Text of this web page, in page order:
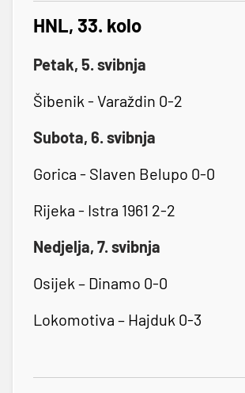
HNL, 33. kolo
Petak, 5. svibnja
Šibenik - Varaždin 0-2
Subota, 6. svibnja
Gorica - Slaven Belupo 0-0
Rijeka - Istra 1961 2-2
Nedjelja, 7. svibnja
Osijek – Dinamo 0-0
Lokomotiva – Hajduk 0-3